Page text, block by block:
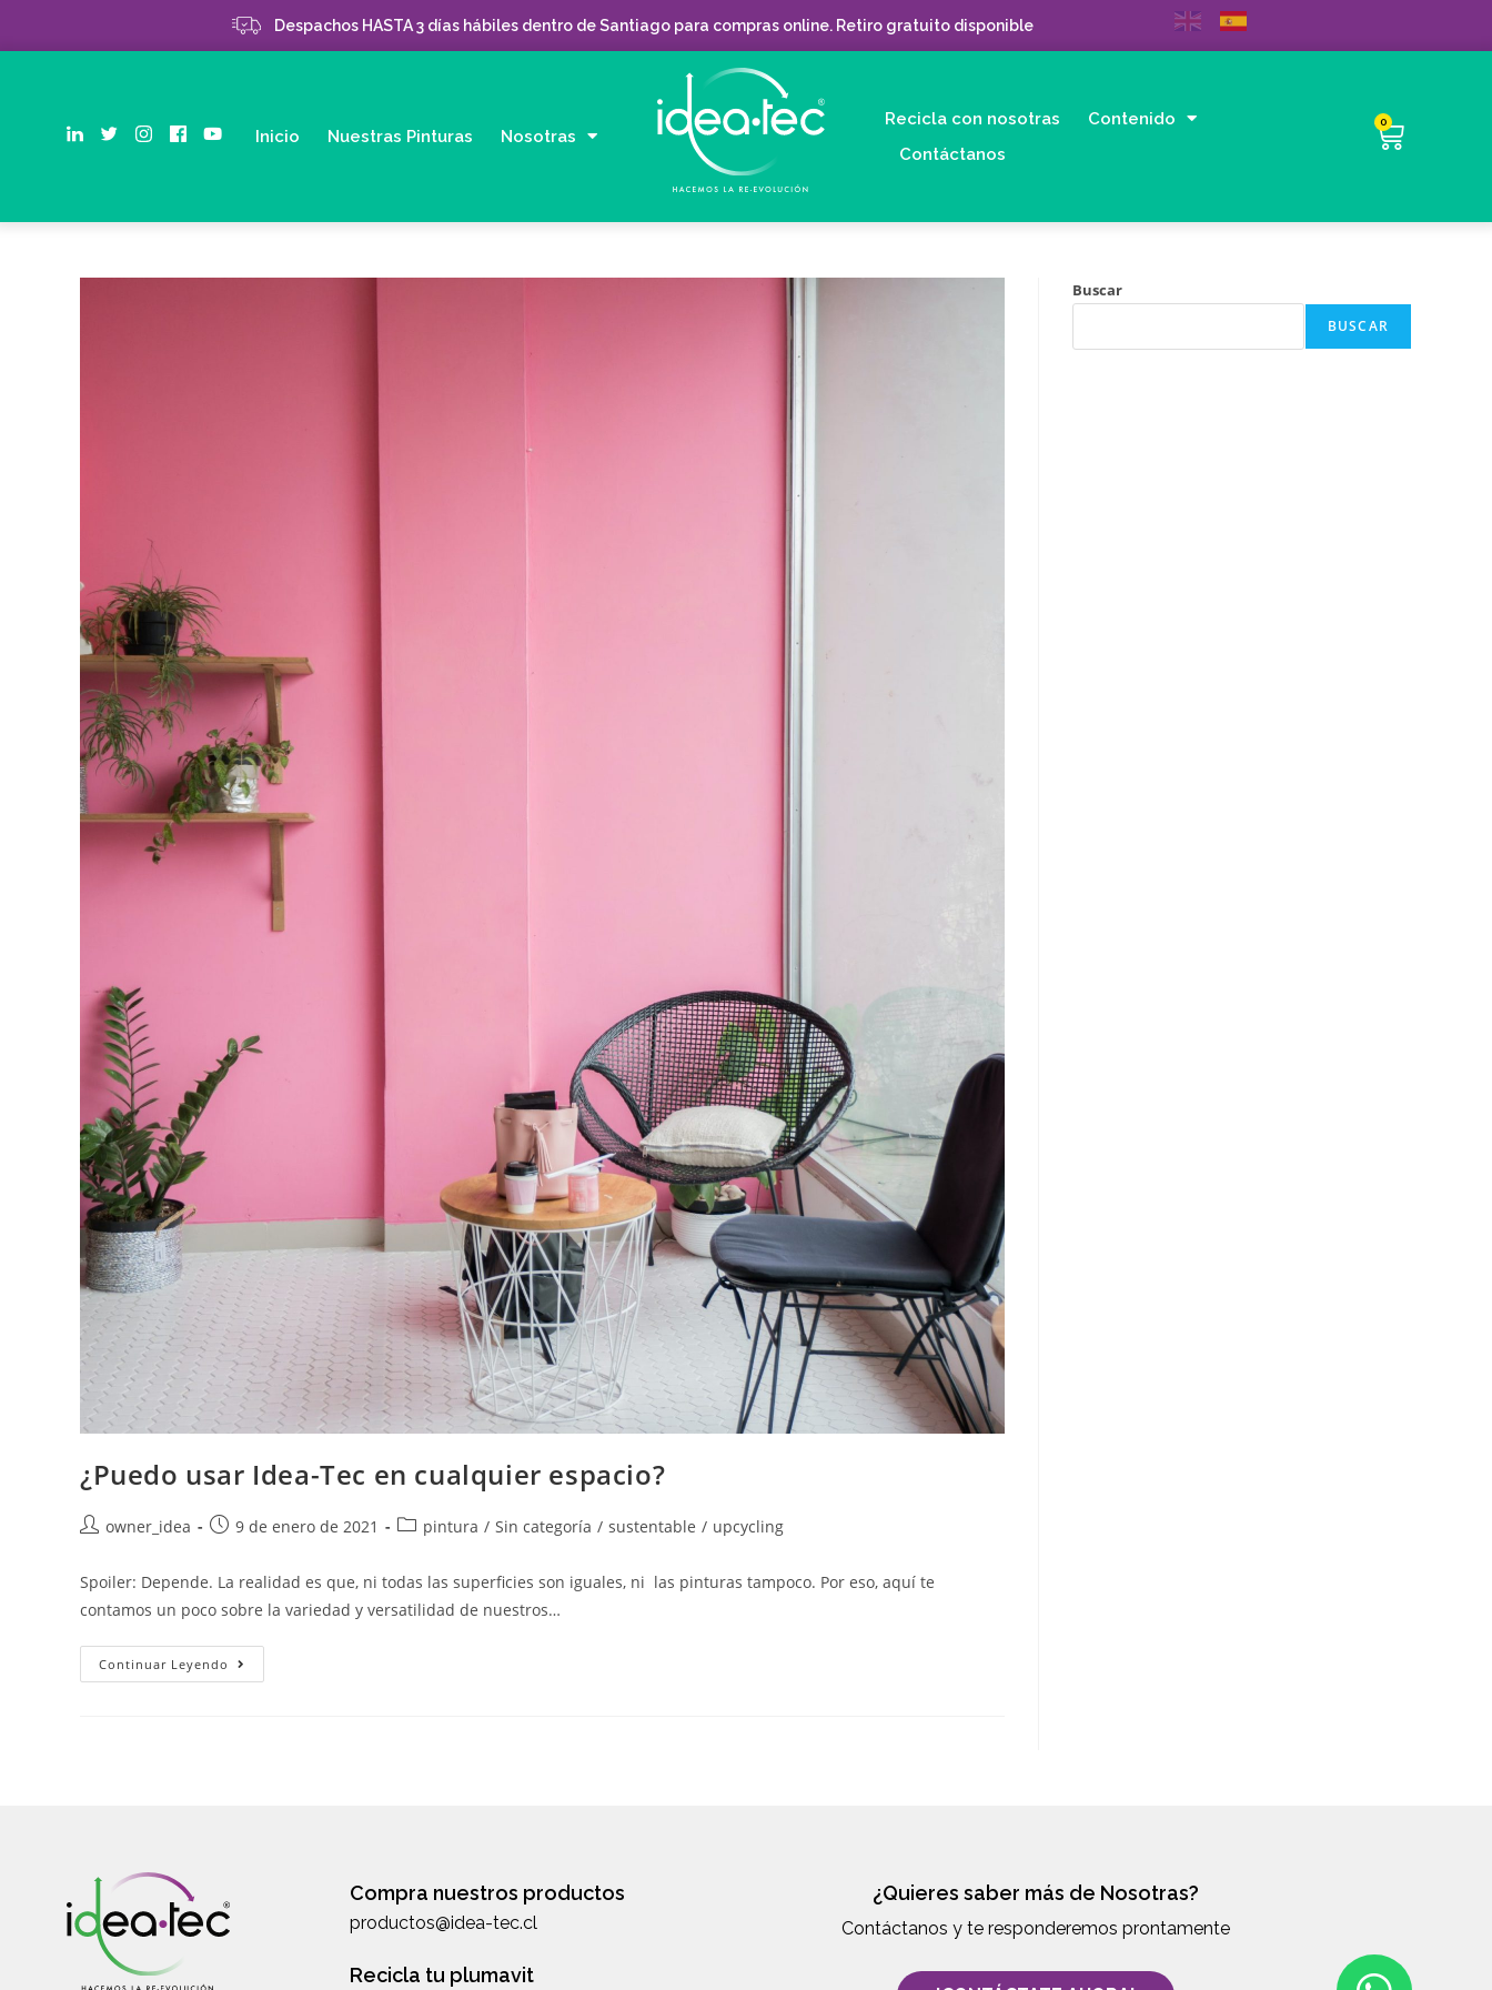
Despachos HASTA 3 días hábiles dentro de Santiago para compras online. Retiro gratuito disponible
Inicio Nuestras Pinturas Nosotras
Recicla con nosotras
Contenido
Contáctanos
0
¿Puedo usar Idea-Tec en cualquier espacio?
owner_idea 9 de enero de 2021 pintura / Sin categoría / sustentable / upcycling
Spoiler: Depende. La realidad es que, ni todas las superficies son iguales, ni las pinturas tampoco. Por eso, aquí te
contamos un poco sobre la variedad y versatilidad de nuestros…
Continuar Leyendo
Buscar
BUSCAR
Compra nuestros productos
productos@idea-tec.cl
Recicla tu plumavit
¿Quieres saber más de Nosotras?
Contáctanos y te responderemos prontamente